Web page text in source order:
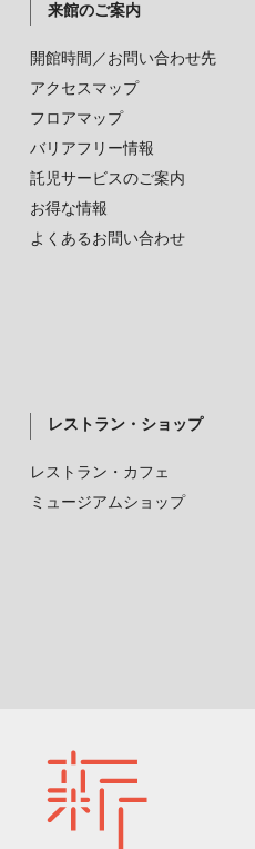
来館のご案内
開館時間／お問い合わせ先
アクセスマップ
フロアマップ
バリアフリー情報
託児サービスのご案内
お得な情報
よくあるお問い合わせ
レストラン・ショップ
レストラン・カフェ
ミュージアムショップ